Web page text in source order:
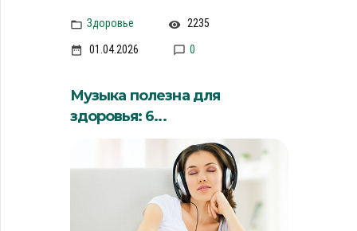
Здоровье 2235
01.04.2026 0
Музыка полезна для
здоровья: 6...